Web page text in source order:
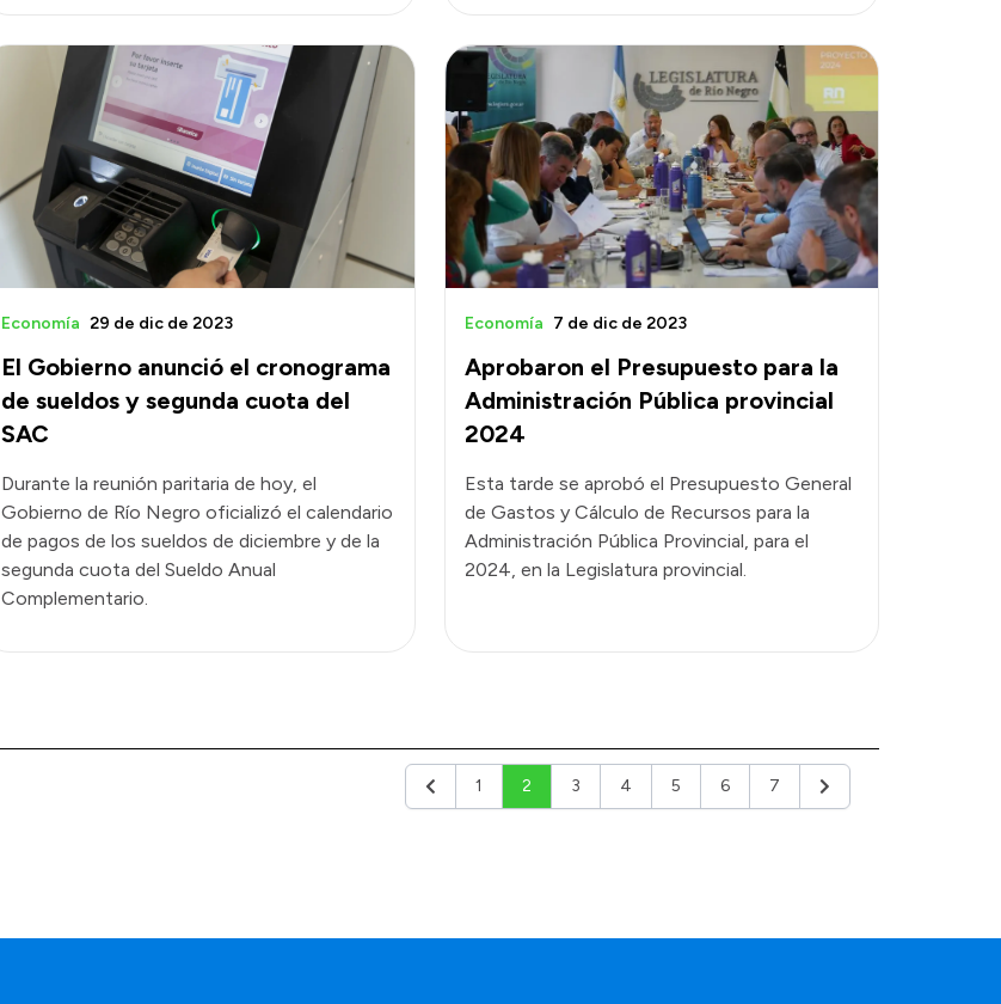
El Gobierno anunció el cronograma
de sueldos y segunda cuota del
SAC
Economía 29 de dic de 2023
Durante la reunión paritaria de hoy, el
Gobierno de Río Negro oficializó el calendario
de pagos de los sueldos de diciembre y de la
segunda cuota del Sueldo Anual
Complementario.
Aprobaron el Presupuesto para la
Administración Pública provincial
2024
Economía 7 de dic de 2023
Esta tarde se aprobó el Presupuesto General
de Gastos y Cálculo de Recursos para la
Administración Pública Provincial, para el
2024, en la Legislatura provincial.
Anterior1 2 3 4 5 6 7 Siguiente